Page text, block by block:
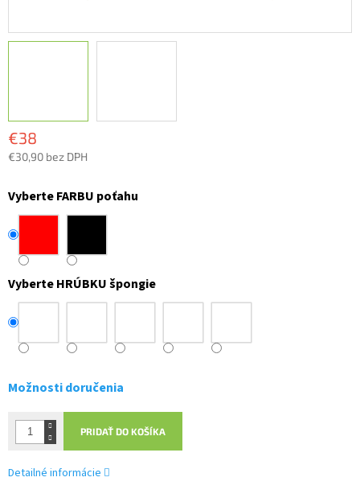
€38
€30,90 bez DPH
cena:
Vyberte FARBU poťahu
Vyberte HRÚBKU špongie
Možnosti doručenia
PRIDAŤ DO KOŠÍKA
Detailné informácie